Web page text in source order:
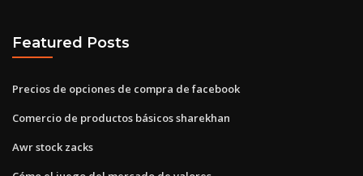
Featured Posts
Precios de opciones de compra de facebook
Comercio de productos básicos sharekhan
Awr stock zacks